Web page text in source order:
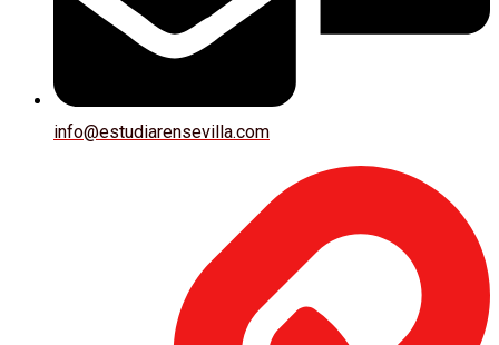
info@estudiarensevilla.com